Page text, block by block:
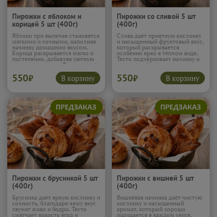
Пирожки с яблоком и
корицей 5 шт (400г)
Яблоки при выпечке становятся
мягкими и сочными, наполняя
начинку домашним вкусом.
Корица раскрывается мягко и
постепенно, добавляя уютную
пряность и тепло. Тесто создаёт
нежную текстуру, и эти
пирожки особенно хороши к
вечернему чаю.Подробнее...
550₽ В корзину
Пирожки со сливой 5 шт
(400г)
Слива даёт приятную кислинку
и насыщенный фруктовый вкус,
который раскрывается
особенно ярко в тёплом виде.
Тесто подчёркивает начинку и
смягчает её яркость, создавая
ровный баланс. Эти пирожки
приятно освежают и оставляют
лёгкое фруктовое послевкусие.
550₽ В корзину
Пирожки с брусникой 5 шт
(400г)
Брусника даёт яркую кислинку и
сочность, благодаря чему вкус
звучит живо и бодро. Тесто
смягчает яркость ягод и
Пирожки с вишней 5 шт
(400г)
Вишнёвая начинка даёт чистую
кислинку и насыщенный
аромат, который хорошо
ощущается в каждом укусе.